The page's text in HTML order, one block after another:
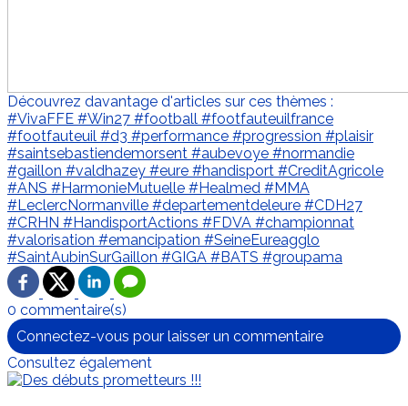
Découvrez davantage d'articles sur ces thèmes :
#VivaFFE #Win27 #football #footfauteuilfrance
#footfauteuil #d3 #performance #progression #plaisir
#saintsebastiendemorsent #aubevoye #normandie
#gaillon #valdhazey #eure #handisport #CreditAgricole
#ANS #HarmonieMutuelle #Healmed #MMA
#LeclercNormanville #departementdeleure #CDH27
#CRHN #HandisportActions #FDVA #championnat
#valorisation #emancipation #SeineEureagglo
#SaintAubinSurGaillon #GIGA #BATS #groupama
0 commentaire(s)
Connectez-vous pour laisser un commentaire
Consultez également